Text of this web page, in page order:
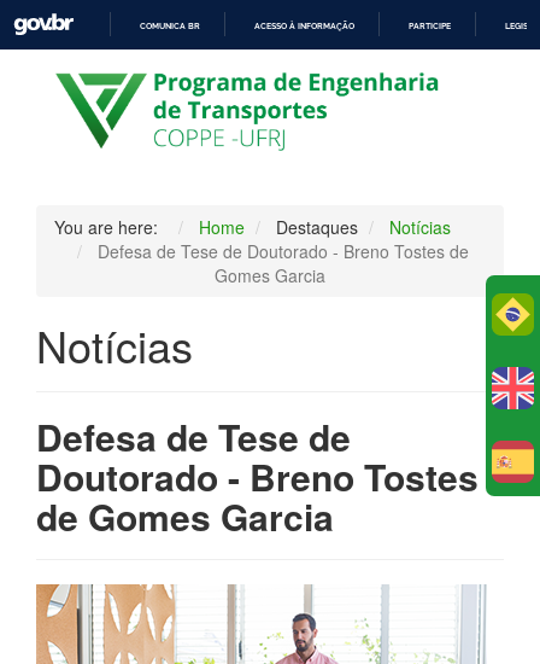
PARA
O
CONTEÚDO
COMUNICA BR ACESSO À INFORMAÇÃO PARTICIPE
You are here: Home Destaques
Notícias
Defesa de Tese de Doutorado - Breno Tostes de
Gomes Garcia
Notícias
Defesa de Tese de
Doutorado - Breno Tostes
de Gomes Garcia